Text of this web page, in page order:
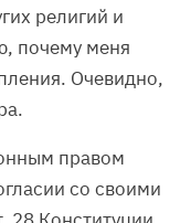
религий и
почему меня
Очевидно,
правом
со своими